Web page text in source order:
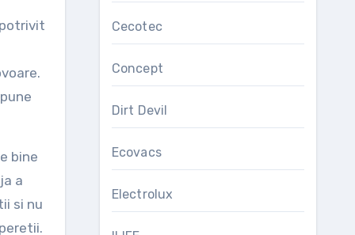
bine
a
si nu
Cecotec
Concept
Dirt Devil
Ecovacs
Electrolux